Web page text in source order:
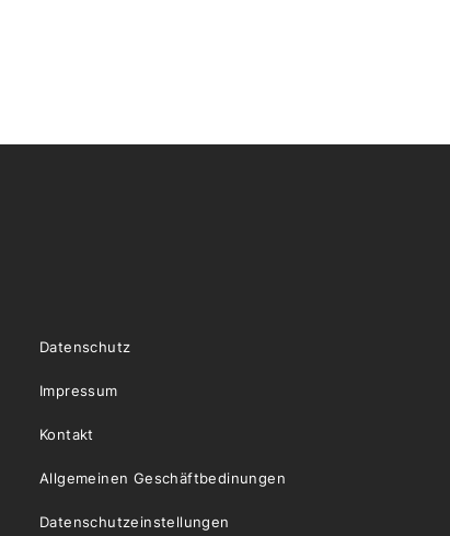
Datenschutz
Impressum
Kontakt
Allgemeinen Geschäftbedinungen
Datenschutzeinstellungen